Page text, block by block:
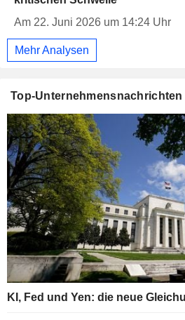
Am 22. Juni 2026 um 14:24 Uhr
Mehr Analysen
Top-Unternehmensnachrichten
KI, Fed und Yen: die neue